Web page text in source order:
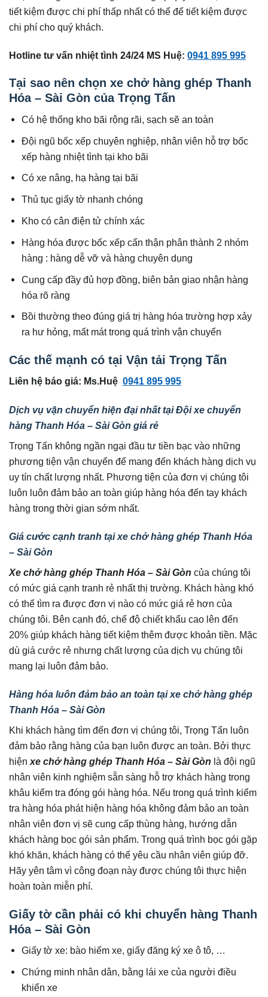
tiết kiệm được chi phí thấp nhất có thể để tiết kiệm được
chi phí cho quý khách.
Hotline tư vấn nhiệt tình 24/24 MS Huệ: 0941 895 995
Tại sao nên chọn xe chở hàng ghép Thanh
Hóa – Sài Gòn của Trọng Tấn
Có hệ thống kho bãi rộng rãi, sạch sẽ an toàn
Đội ngũ bốc xếp chuyên nghiệp, nhân viên hỗ trợ bốc
xếp hàng nhiệt tình tại kho bãi
Có xe nâng, hạ hàng tại bãi
Thủ tục giấy tờ nhanh chóng
Kho có cân điện tử chính xác
Hàng hóa được bốc xếp cẩn thận phân thành 2 nhóm
hàng : hàng dễ vỡ và hàng chuyên dụng
Cung cấp đầy đủ hợp đồng, biên bản giao nhận hàng
hóa rõ ràng
Bồi thường theo đúng giá trị hàng hóa trường hợp xảy
ra hư hỏng, mất mát trong quá trình vận chuyển
Các thế mạnh có tại Vận tải Trọng Tấn
Liên hệ báo giá: Ms.Huệ 0941 895 995
Dịch vụ vận chuyển hiện đại nhất tại Đội xe chuyển
hàng Thanh Hóa – Sài Gòn giá rẻ
Trọng Tấn không ngần ngại đầu tư tiền bạc vào những
phương tiện vận chuyển để mang đến khách hàng dịch vụ
uy tín chất lượng nhất. Phương tiện của đơn vị chúng tôi
luôn luôn đảm bảo an toàn giúp hàng hóa đến tay khách
hàng trong thời gian sớm nhất.
Giá cước cạnh tranh tại xe chở hàng ghép Thanh Hóa
– Sài Gòn
Xe chở hàng ghép Thanh Hóa – Sài Gòn của chúng tôi
có mức giá cạnh tranh rẻ nhất thị trường. Khách hàng khó
có thể tìm ra được đơn vị nào có mức giá rẻ hơn của
chúng tôi. Bên cạnh đó, chế độ chiết khấu cao lên đến
20% giúp khách hàng tiết kiệm thêm được khoản tiền. Mặc
dù giá cước rẻ nhưng chất lượng của dịch vụ chúng tôi
mang lại luôn đảm bảo.
Hàng hóa luôn đảm bảo an toàn tại xe chở hàng ghép
Thanh Hóa – Sài Gòn
Khi khách hàng tìm đến đơn vị chúng tôi, Trọng Tấn luôn
đảm bảo rằng hàng của bạn luôn được an toàn. Bởi thực
hiện xe chở hàng ghép Thanh Hóa – Sài Gòn là đội ngũ
nhân viên kinh nghiệm sẵn sàng hỗ trợ khách hàng trong
khâu kiểm tra đóng gói hàng hóa. Nếu trong quá trình kiểm
tra hàng hóa phát hiện hàng hóa không đảm bảo an toàn
nhân viên đơn vị sẽ cung cấp thùng hàng, hướng dẫn
khách hàng bọc gói sản phẩm. Trong quá trình bọc gói gặp
khó khăn, khách hàng có thể yêu cầu nhân viên giúp đỡ.
Hãy yên tâm vì công đoạn này được chúng tôi thực hiện
hoàn toàn miễn phí.
Giấy tờ cần phải có khi chuyển hàng Thanh
Hóa – Sài Gòn
Giấy tờ xe: bào hiểm xe, giấy đăng ký xe ô tô, …
Chứng minh nhân dân, bằng lái xe của người điều
khiển xe